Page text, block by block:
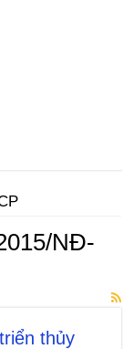
NĐ-
thủy